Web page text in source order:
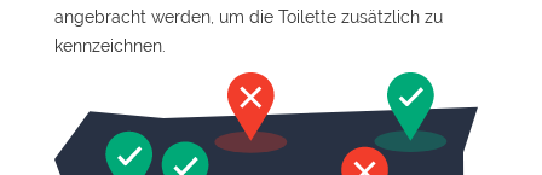
angebracht werden, um die Toilette zusätzlich zu
kennzeichnen.